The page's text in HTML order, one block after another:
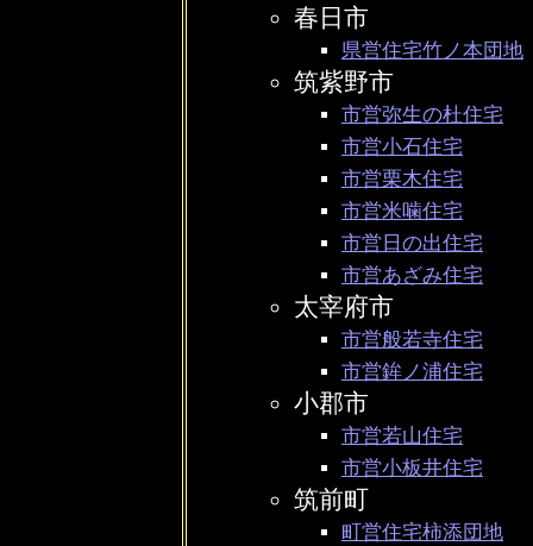
春日市
県営住宅竹ノ本団地
筑紫野市
市営弥生の杜住宅
市営小石住宅
市営栗木住宅
市営米噛住宅
市営日の出住宅
市営あざみ住宅
太宰府市
市営般若寺住宅
市営鉾ノ浦住宅
小郡市
市営若山住宅
市営小板井住宅
筑前町
町営住宅柿添団地